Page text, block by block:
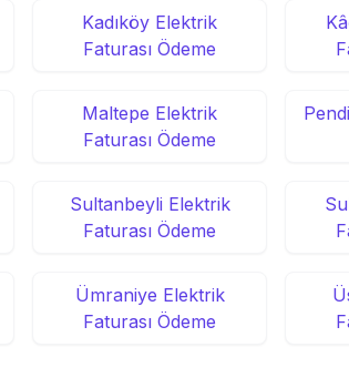
Kadıköy Elektrik
Faturası Ödeme
Maltepe Elektrik
Faturası Ödeme
Sultanbeyli Elektrik
Faturası Ödeme
Ümraniye Elektrik
Faturası Ödeme